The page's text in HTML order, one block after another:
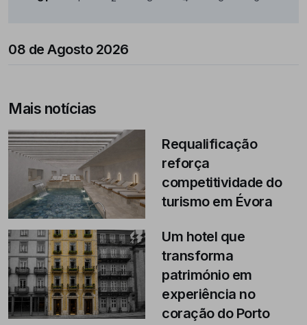
08 de Agosto 2026
Mais notícias
Requalificação
reforça
competitividade do
turismo em Évora
Um hotel que
transforma
património em
experiência no
coração do Porto